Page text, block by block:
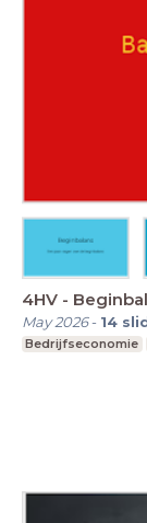
4HV -
May 2026- 14
Bedrijfseconomie